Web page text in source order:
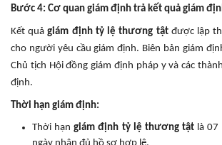
Bước 4: Cơ quan giám định trả kết quả giám
Kết quảgiám định tỷ lệ thương tậtđược lập
cho người yêu cầu giám định. Biên bản giám
Chủ tịch Hội đồng giám định pháp y và các
định.
Thời hạn giám định:
Thời hạngiám định tỷ lệ thương tật là